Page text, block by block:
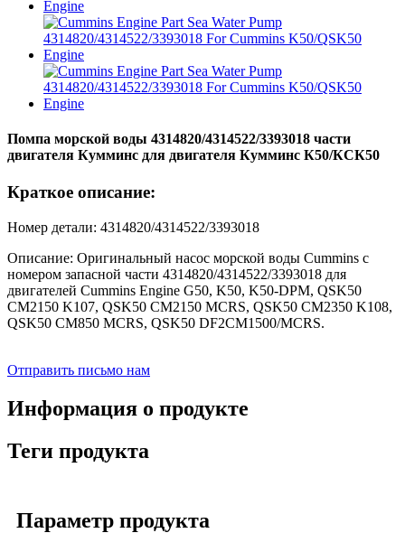
Помпа морской воды 4314820/4314522/3393018 части
двигателя Кумминс для двигателя Кумминс К50/КСК50
Краткое описание:
Номер детали: 4314820/4314522/3393018
Описание: Оригинальный насос морской воды Cummins с
номером запасной части 4314820/4314522/3393018 для
двигателей Cummins Engine G50, K50, K50-DPM, QSK50
CM2150 K107, QSK50 CM2150 MCRS, QSK50 CM2350 K108,
QSK50 CM850 MCRS, QSK50 DF2CM1500/MCRS.
Отправить письмо нам
Информация о продукте
Теги продукта
Параметр продукта